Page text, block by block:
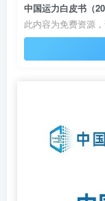
中国运力白皮书（
此内容为免费资源